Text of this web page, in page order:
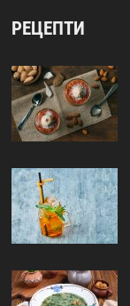
РЕЦЕПТИ